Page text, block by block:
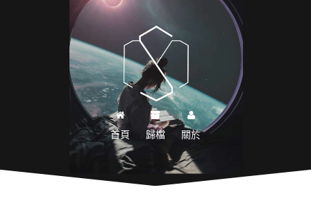
首頁 歸檔 關於